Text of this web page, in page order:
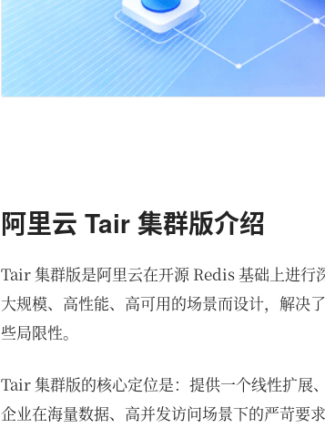
阿里云 Tair 集群版介绍
Tair 集群版是阿里云在开源 Redis 基础上进行
大规模、高性能、高可用的场景而设计，解决
些局限性。
Tair 集群版的核心定位是：提供一个线性扩展
企业在海量数据、高并发访问场景下的严苛要求